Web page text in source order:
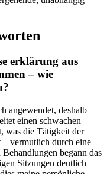
erklärung aus
– wie
angewendet, deshalb
einen schwachen
was die Tätigkeit der​
– vermutlich durch eine
begann ⁣das
Sitzungen deutlich